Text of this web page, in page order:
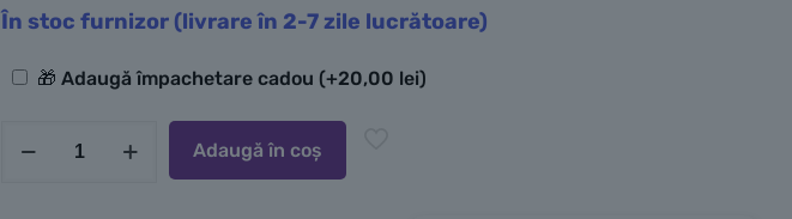
În stoc furnizor (livrare în 2-7 zile lucrătoare)
Opțiuni
🎁 Adaugă împachetare cadou (+20,00 lei)
Adaugă în coș